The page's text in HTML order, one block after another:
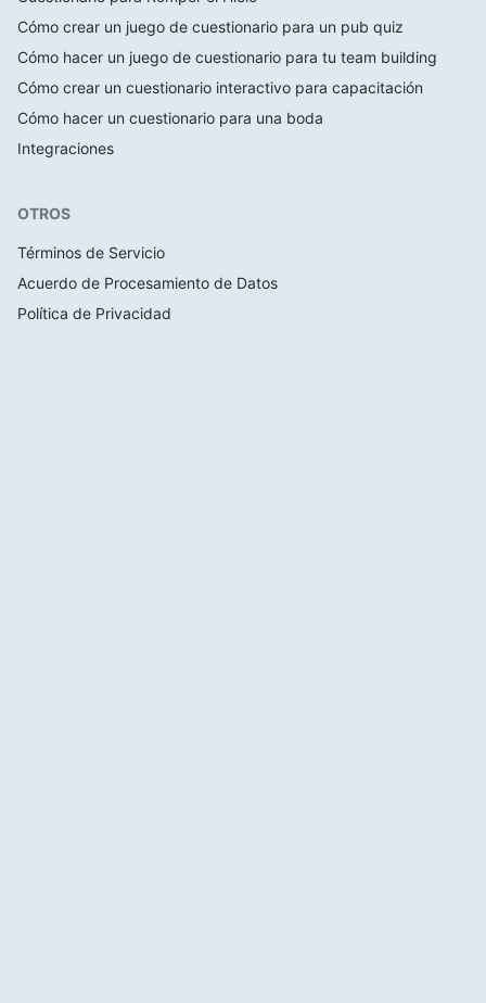
Cómo crear un juego de cuestionario para un pub quiz
Cómo hacer un juego de cuestionario para tu team building
Cómo crear un cuestionario interactivo para capacitación
Cómo hacer un cuestionario para una boda
Integraciones
OTROS
Términos de Servicio
Acuerdo de Procesamiento de Datos
Política de Privacidad